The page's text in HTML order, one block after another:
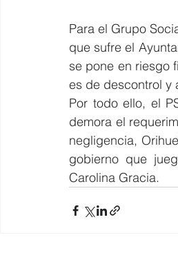
Para el Grupo
que sufre el
se pone en riesgo
es de descontrol y
Por todo ello, el
demora el
negligencia,
gobierno que
Carolina Gracia.